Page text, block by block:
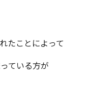
たことによって
ている方が